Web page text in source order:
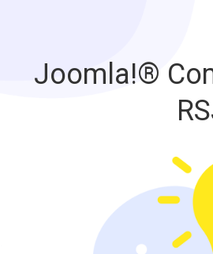
Joomla!®